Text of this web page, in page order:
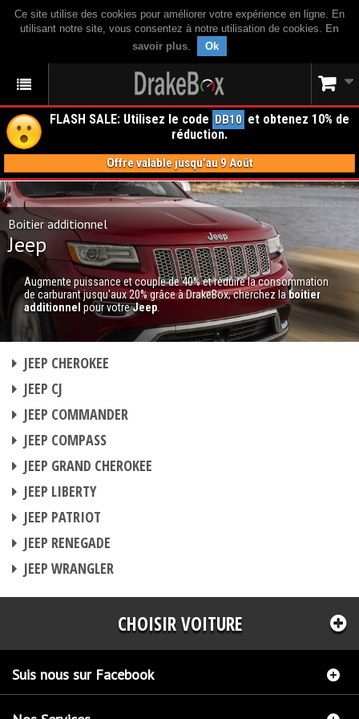
Ce site utilise des cookies pour améliorer votre expérience en ligne. En
utilisant notre site, vous consentez à notre utilisation de cookies. En
savoir plus. Ok
FLASH SALE: Utilisez le code DB10 et obtenez 10% de
réduction.
Offre valable jusqu'au 9 Août
Boitier additionnel
Jeep
Augmente puissance et couple de 40% et réduire la consommation
de carburant jusqu'aux 20% grâce à DrakeBox; cherchez laboitier
additionnel pour votreJeep
JEEP CHEROKEE
JEEP CJ
JEEP COMMANDER
JEEP COMPASS
JEEP GRAND CHEROKEE
JEEP LIBERTY
JEEP PATRIOT
JEEP RENEGADE
JEEP WRANGLER
CHOISIR VOITURE
Suis nous sur Facebook